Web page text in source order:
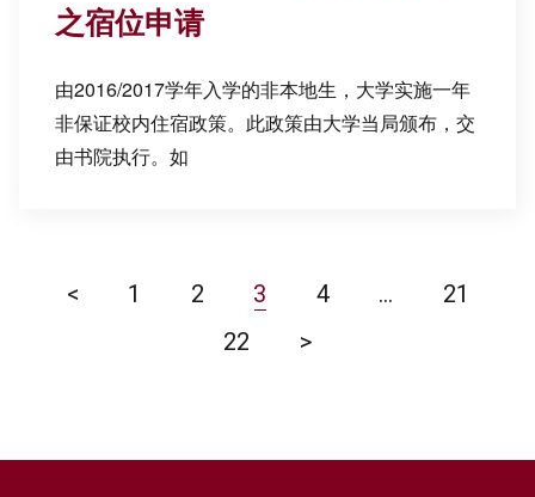
之宿位申请
由2016/2017学年入学的非本地生，大学实施一年
非保证校内住宿政策。此政策由大学当局颁布，交
由书院执行。如
< 1 2 3 4 …
21
22
>